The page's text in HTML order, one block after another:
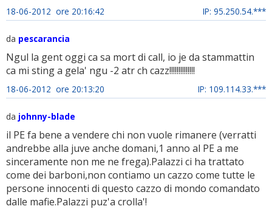
18-06-2012 ore 20:16:42 IP: 95.250.54.***
da pescarancia
Ngul la gent oggi ca sa mort di call, io je da stammattin
ca mi sting a gela' ngu -2 atr ch cazz!!!!!!!!!!!!!!
18-06-2012 ore 20:13:20 IP: 109.114.33.***
da johnny-blade
il PE fa bene a vendere chi non vuole rimanere (verratti
andrebbe alla juve anche domani,1 anno al PE a me
sinceramente non me ne frega).Palazzi ci ha trattato
come dei barboni,non contiamo un cazzo come tutte le
persone innocenti di questo cazzo di mondo comandato
dalle mafie.Palazzi puz'a crolla'!